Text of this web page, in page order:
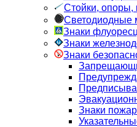
Стойки, опоры,
Светодиодные
Знаки
Знаки
Знаки
Знаки